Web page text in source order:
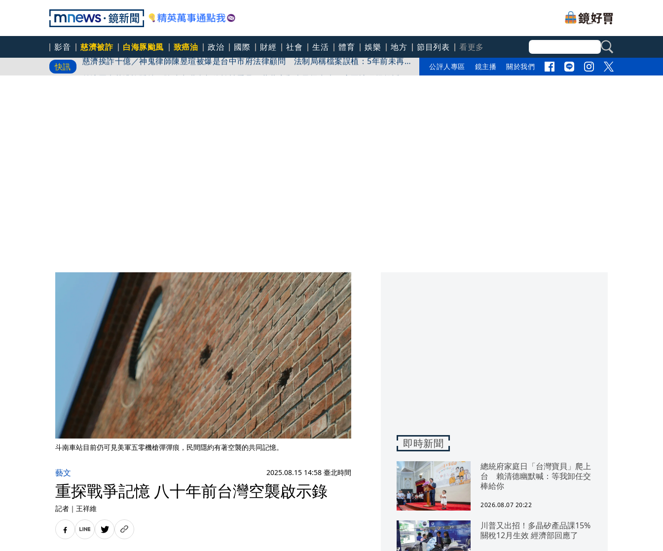
影音 慈濟被詐 白海豚颱風 致癌油 政治 國際 財經 社會 生活 體育 娛樂 地方 節目列表
看更多
快訊
慈濟挨詐十億／神鬼律師陳昱瑄被爆是台中市府法律顧問 法制局稱檔案誤植：5年前未再
聘
慈濟買疫苗遭詐延燒！陳時中嘆真相終於被看見！蔣萬安翻車又怪中央？宏不讓獨揭起訴書
公評人專區 鏡主播 關於我們
斗南車站目前仍可見美軍五零機槍彈彈痕，民間隱約有著空襲的共同記憶。
藝文 2025.08.15 14:58 臺北時間
重探戰爭記憶 八十年前台灣空襲啟示錄
記者 ｜ 王祥維
即時新聞
總統府家庭日「台灣寶貝」爬上
台 賴清德幽默喊：等我卸任交
棒給你
2026.08.07 20:22
川普又出招！多晶矽產品課15%
關稅12月生效 經濟部回應了